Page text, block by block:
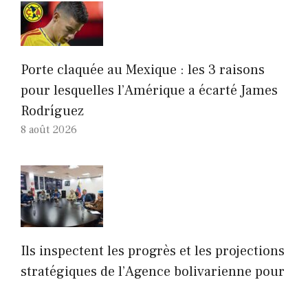
Porte claquée au Mexique : les 3 raisons
pour lesquelles l’Amérique a écarté James
Rodríguez
8 août 2026
Ils inspectent les progrès et les projections
stratégiques de l’Agence bolivarienne pour